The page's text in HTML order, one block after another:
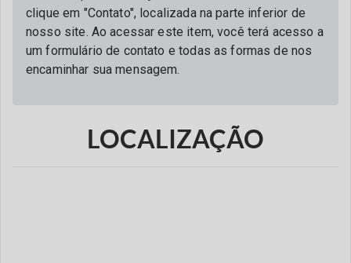
clique em "Contato", localizada na parte inferior de
nosso site. Ao acessar este item, você terá acesso a
um formulário de contato e todas as formas de nos
encaminhar sua mensagem.
LOCALIZAÇÃO